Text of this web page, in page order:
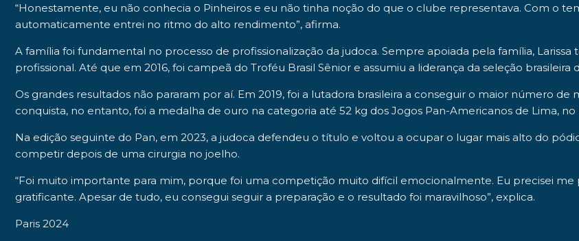
“Honestamente, eu não conhecia o Pinheiros e eu não tinha noção do que o clube representava. Com o
automaticamente entrei no ritmo do alto rendimento”, afirma.
A família foi fundamental no processo de profissionalização da judoca. Sempre apoiada pela família,
profissional. Até que em 2016, foi campeã do Troféu Brasil Sênior e assumiu a liderança da seleção brasileira
Os grandes resultados não pararam por aí. Em 2019, foi a lutadora brasileira a conseguir o maior número
conquista, no entanto, foi a medalha de ouro na categoria até 52 kg dos Jogos Pan-Americanos de Lima, no
Na edição seguinte do Pan, em 2023, a judoca defendeu o título e voltou a ocupar o lugar mais alto do
competir depois de uma cirurgia no joelho.
“Foi muito importante para mim, porque foi uma competição muito difícil emocionalmente. Eu precisei
gratificante. Apesar de tudo, eu consegui seguir a preparação e o resultado foi maravilhoso”, explica.
Paris 2024